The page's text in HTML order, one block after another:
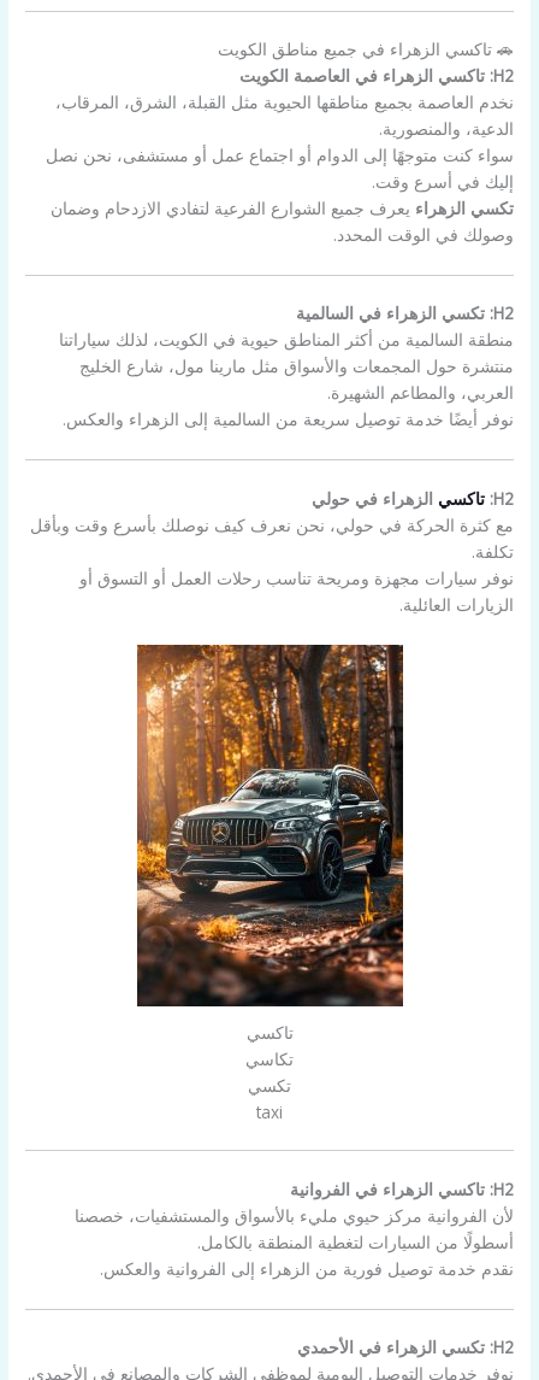
🚗 تاكسي الزهراء في جميع مناطق الكويت
H2: تاكسي الزهراء في العاصمة الكويت
نخدم العاصمة بجميع مناطقها الحيوية مثل القبلة، الشرق، المرقاب،
الدعية، والمنصورية.
سواء كنت متوجهًا إلى الدوام أو اجتماع عمل أو مستشفى، نحن نصل
إليك في أسرع وقت.
تكسي الزهراء يعرف جميع الشوارع الفرعية لتفادي الازدحام وضمان
وصولك في الوقت المحدد.
H2: تكسي الزهراء في السالمية
منطقة السالمية من أكثر المناطق حيوية في الكويت، لذلك سياراتنا
منتشرة حول المجمعات والأسواق مثل مارينا مول، شارع الخليج
العربي، والمطاعم الشهيرة.
نوفر أيضًا خدمة توصيل سريعة من السالمية إلى الزهراء والعكس.
H2: تاكسي الزهراء في حولي
مع كثرة الحركة في حولي، نحن نعرف كيف نوصلك بأسرع وقت وبأقل
تكلفة.
نوفر سيارات مجهزة ومريحة تناسب رحلات العمل أو التسوق أو
الزيارات العائلية.
تاكسي
تكاسي
تكسي
taxi
H2: تاكسي الزهراء في الفروانية
لأن الفروانية مركز حيوي مليء بالأسواق والمستشفيات، خصصنا
أسطولًا من السيارات لتغطية المنطقة بالكامل.
نقدم خدمة توصيل فورية من الزهراء إلى الفروانية والعكس.
H2: تكسي الزهراء في الأحمدي
نوفر خدمات التوصيل اليومية لموظفي الشركات والمصانع في الأحمدي.